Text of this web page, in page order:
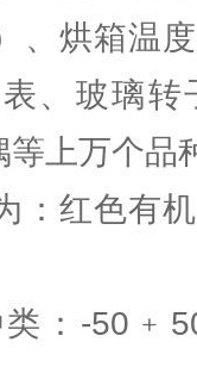
、烘箱温
、玻璃
上万个品
：红色有
类：-